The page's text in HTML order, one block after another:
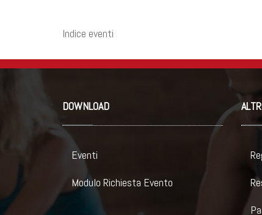
Indice eventi
DOWNLOAD
Eventi
Modulo Richiesta Evento